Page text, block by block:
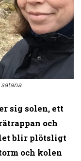
sig solen, ett
och
blir plötsligt
och kolen